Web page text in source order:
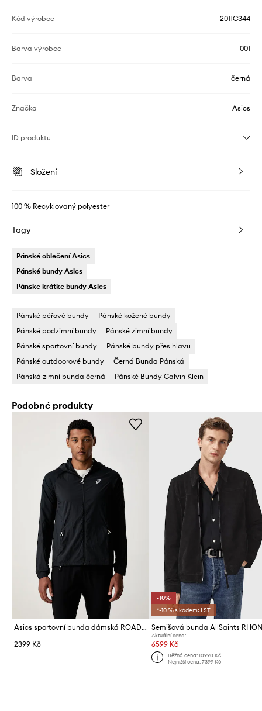
Kód výrobce 2011C344
Barva výrobce 001
Barva černá
Značka Asics
ID produktu
Složení
100 % Recyklovaný polyester
Tagy
Pánské oblečení Asics
Pánské bundy Asics
Pánske krátke bundy Asics
Pánské péřové bundy
Pánské kožené bundy
Pánské podzimní bundy
Pánské zimní bundy
Pánské sportovní bundy
Pánské bundy přes hlavu
Pánské outdoorové bundy
Černá Bunda Pánská
Pánská zimní bunda černá
Pánské Bundy Calvin Klein
Podobné produkty
Asics sportovní bunda dámská ROAD PACKABLE JACKET
2399 Kč
-10%
*-10 % s kódem: LST
Semišová bunda AllSaints
Aktuální cena:
6599 Kč
Běžná cena: 10990 Kč
Nejnižší cena: 7399 Kč